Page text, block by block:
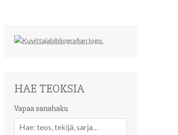
HAE TEOKSIA
Vapaa sanahaku
sanahaku